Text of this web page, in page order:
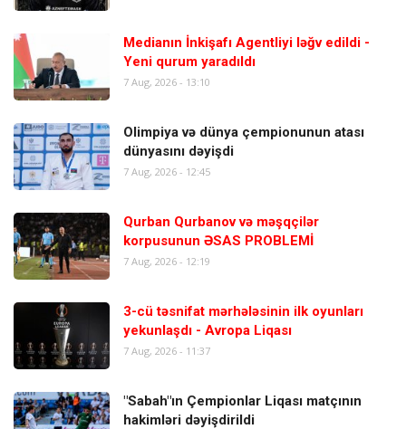
Medianın İnkişafı Agentliyi ləğv edildi -
Yeni qurum yaradıldı
7 Aug, 2026 - 13:10
Olimpiya və dünya çempionunun atası
dünyasını dəyişdi
7 Aug, 2026 - 12:45
Qurban Qurbanov və məşqçilər
korpusunun ƏSAS PROBLEMİ
7 Aug, 2026 - 12:19
3-cü təsnifat mərhələsinin ilk oyunları
yekunlaşdı - Avropa Liqası
7 Aug, 2026 - 11:37
"Sabah"ın Çempionlar Liqası matçının
hakimləri dəyişdirildi